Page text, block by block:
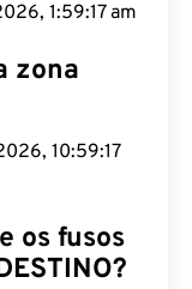
1:59:18 am
zona
10:59:18
os fusos